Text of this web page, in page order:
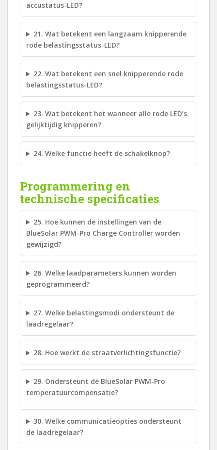
accustatus-LED?
21. Wat betekent een langzaam knipperende
rode belastingsstatus-LED?
22. Wat betekent een snel knipperende rode
belastingsstatus-LED?
23. Wat betekent het wanneer alle rode LED’s
gelijktijdig knipperen?
24. Welke functie heeft de schakelknop?
Programmering en
technische specificaties
25. Hoe kunnen de instellingen van de
BlueSolar PWM-Pro Charge Controller worden
gewijzigd?
26. Welke laadparameters kunnen worden
geprogrammeerd?
27. Welke belastingsmodi ondersteunt de
laadregelaar?
28. Hoe werkt de straatverlichtingsfunctie?
29. Ondersteunt de BlueSolar PWM-Pro
temperatuurcompensatie?
30. Welke communicatieopties ondersteunt
de laadregelaar?